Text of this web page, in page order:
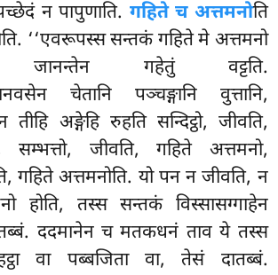
न पापुणाति. गहिते च अत्तमनोति
‘‘एवरूपस्स सन्तकं गहिते मे अत्तमनो
जानन्तेन गहेतुं वट्टति.
चेतानि पञ्चङ्गानि वुत्तानि,
तीहि अङ्गेहि रुहति सन्दिट्ठो, जीवति,
सम्भत्तो, जीवति, गहिते अत्तमनो,
गहिते अत्तमनोति. यो पन न जीवति, न
होति, तस्स सन्तकं विस्सासग्गाहेन
ददमानेन च मतकधनं ताव ये तस्स
वा पब्बजिता वा, तेसं दातब्बं.